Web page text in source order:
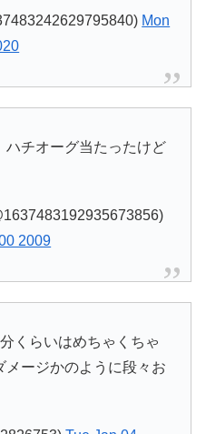
Mon
ハチオーグ当たったけど
2009
くらいはめちゃくちゃ
メージかのように段々お